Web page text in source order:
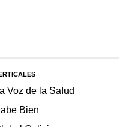
Voz de la Salud
Bien